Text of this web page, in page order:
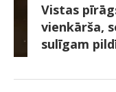
Vistas
vienkārša,
sulīgam